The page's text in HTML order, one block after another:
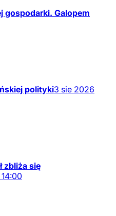
gospodarki. Galopem
polityki3 sie 2026
zbliża się
14:00